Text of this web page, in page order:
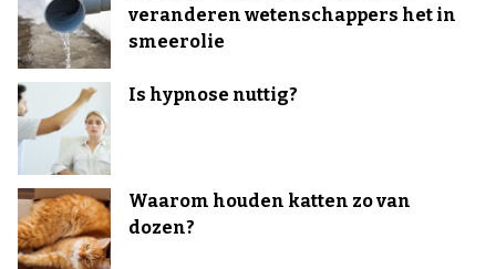
veranderen wetenschappers het in
smeerolie
Is hypnose nuttig?
Waarom houden katten zo van
dozen?